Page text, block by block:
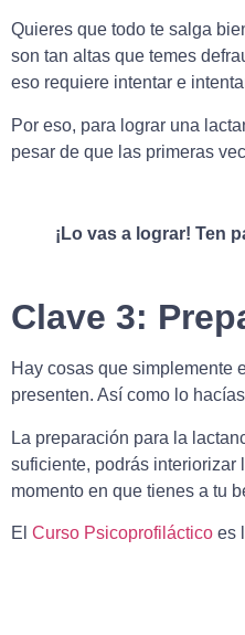
Quieres que todo te salga
son tan altas que temes
eso requiere intentar e
Por eso, para lograr una
pesar de que las primeras
¡Lo vas a lograr! Ten
Clave 3:
Hay cosas que simplemente
presenten. Así como lo
La preparación para la
suficiente, podrás interiorizar
momento en que tienes a tu
El Curso Psicoprofiláctico es